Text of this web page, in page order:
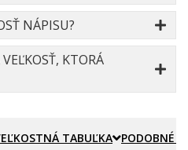
NÁPISU?
KTORÁ
TABUĽKA PODOBNÉ